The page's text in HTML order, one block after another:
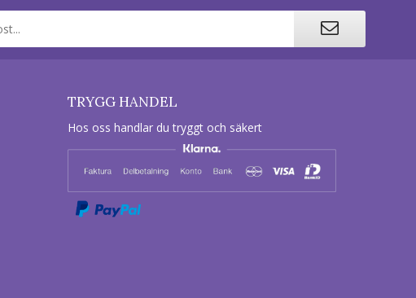
TRYGG HANDEL
Hos oss handlar du tryggt och säkert